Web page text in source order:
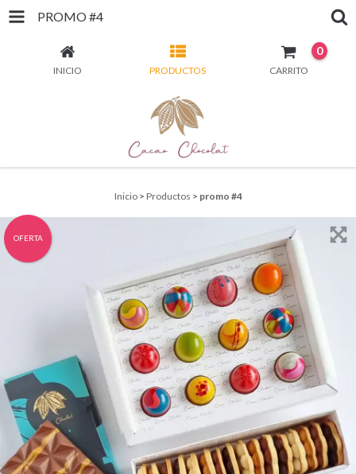
PROMO #4
INICIO PRODUCTOS CARRITO
0
Inicio > Productos > promo #4
OFERTA